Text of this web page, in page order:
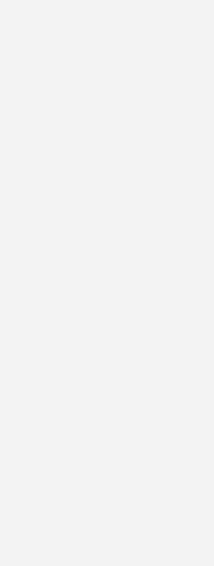
Wüste in Chile
einen sehr geringen
besonders für warme
steigen
die
aus Stapeln aus
aus amorphem
Silangas abgeschieden
den Übergang
heißer Schmelze
der Wafer. Silber zur
durch eine Silber-Kupfer-